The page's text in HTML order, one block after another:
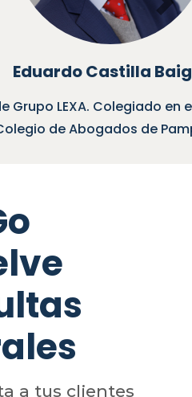
Baiget
en el Muy Ilustre
de Pamplona
a tus clientes